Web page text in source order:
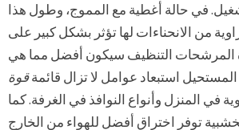
في حالة أغطية مع المموج، وطول هذا
من الانحناءات لها تؤثر بشكل كبير على
المرشحات التنظيف سيكون أفضل مما هي
استبعاد عوامل لا تزال قائمةقوة
في المنزل وأنواع النوافذ في الغرفة. كما
توفر اختراق أفضل للهواء من الخارج